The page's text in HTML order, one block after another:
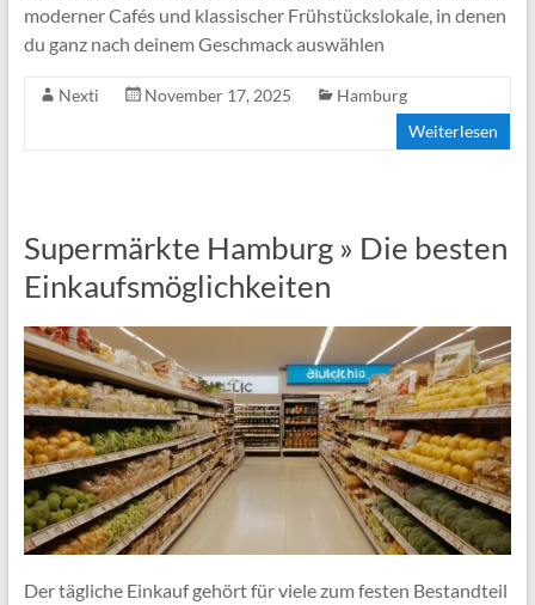
moderner Cafés und klassischer Frühstückslokale, in denen
du ganz nach deinem Geschmack auswählen
Nexti November 17, 2025
Hamburg
Weiterlesen
Supermärkte Hamburg » Die besten
Einkaufsmöglichkeiten
Der tägliche Einkauf gehört für viele zum festen Bestandteil